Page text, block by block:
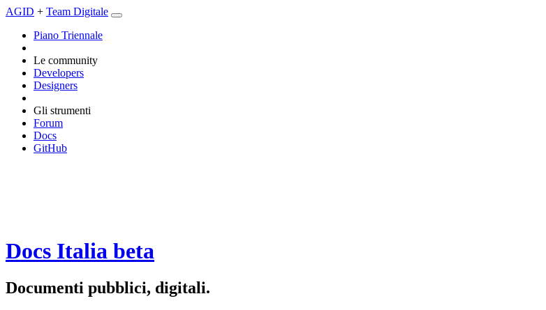
AGID + Team Digitale
Piano Triennale
Le community
Developers
Designers
Gli strumenti
Forum
Docs
GitHub
Docs Italia beta
Documenti pubblici, digitali.